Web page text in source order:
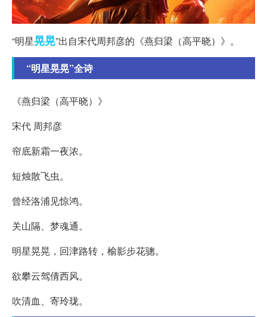
“明星晃晃”出自宋代周邦彦的《燕归梁（高平晓）》。
“明星晃晃”全诗
《燕归梁（高平晓）》
宋代 周邦彦
帘底新霜一夜浓。
短烛散飞虫。
曾经洛浦见惊鸿。
关山隔、梦魂通。
明星晃晃，回津路转，榆影步花骢。
欲攀云驾倩西风。
吹清血、寄玲珑。